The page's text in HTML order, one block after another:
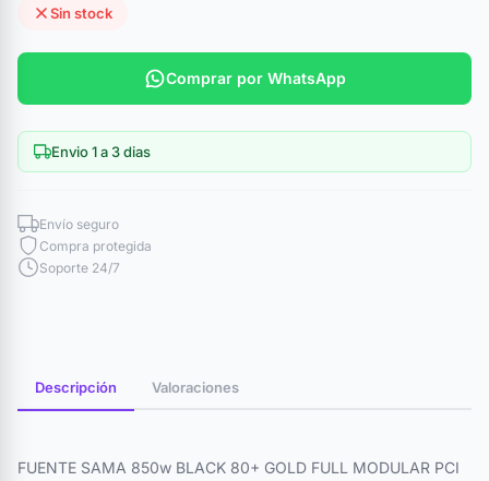
Sin stock
Comprar por WhatsApp
Envio 1 a 3 dias
Envío seguro
Compra protegida
Soporte 24/7
Descripción Valoraciones
FUENTE SAMA 850w BLACK 80+ GOLD FULL MODULAR PCI